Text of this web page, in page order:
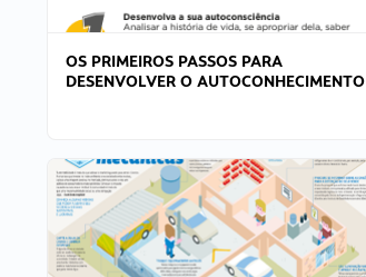
OS PRIMEIROS PASSOS PARA
DESENVOLVER O AUTOCONHECIMENTO